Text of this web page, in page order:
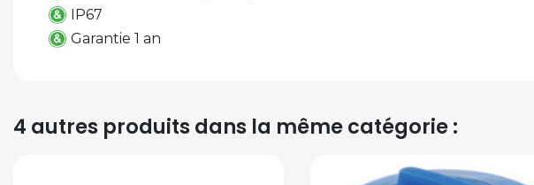
IP67
Garantie 1 an
4 autres produits dans la même catégorie :